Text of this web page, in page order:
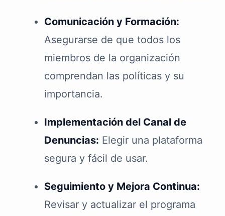
Comunicación y Formación:
Asegurarse de que todos los
miembros de la organización
comprendan las políticas y su
importancia.
Implementación del Canal de
Denuncias: Elegir una plataforma
segura y fácil de usar.
Seguimiento y Mejora Continua:
Revisar y actualizar el programa